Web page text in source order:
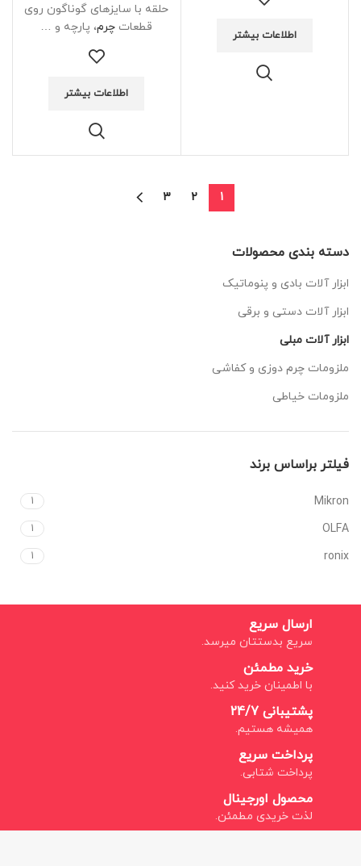
دسته بندی محصولات
ابزار آلات بادی و پنوماتیک
ابزار آلات دستی و برقی
ابزار آلات مبلی
ملزومات چرم دوزی و کفاشی
ملزومات خیاطی
فیلتر براساس برند
Mikron
1
OLFA
1
ronix
1
اطلاعات بیشتر
حلقه با سایزهای گوناگون روی
قطعات چرم، پارچه و …
اطلاعات بیشتر
1
2
3
ارسال سریع
سریع بدستتان میرسد.
خرید مطمئن
با اطمینان خرید کنید.
پشتیبانی 24/7
همیشه هستیم.
پرداخت سریع
پرداخت شتابی.
محصول اورجینال
لذت خریدی مطمئن.